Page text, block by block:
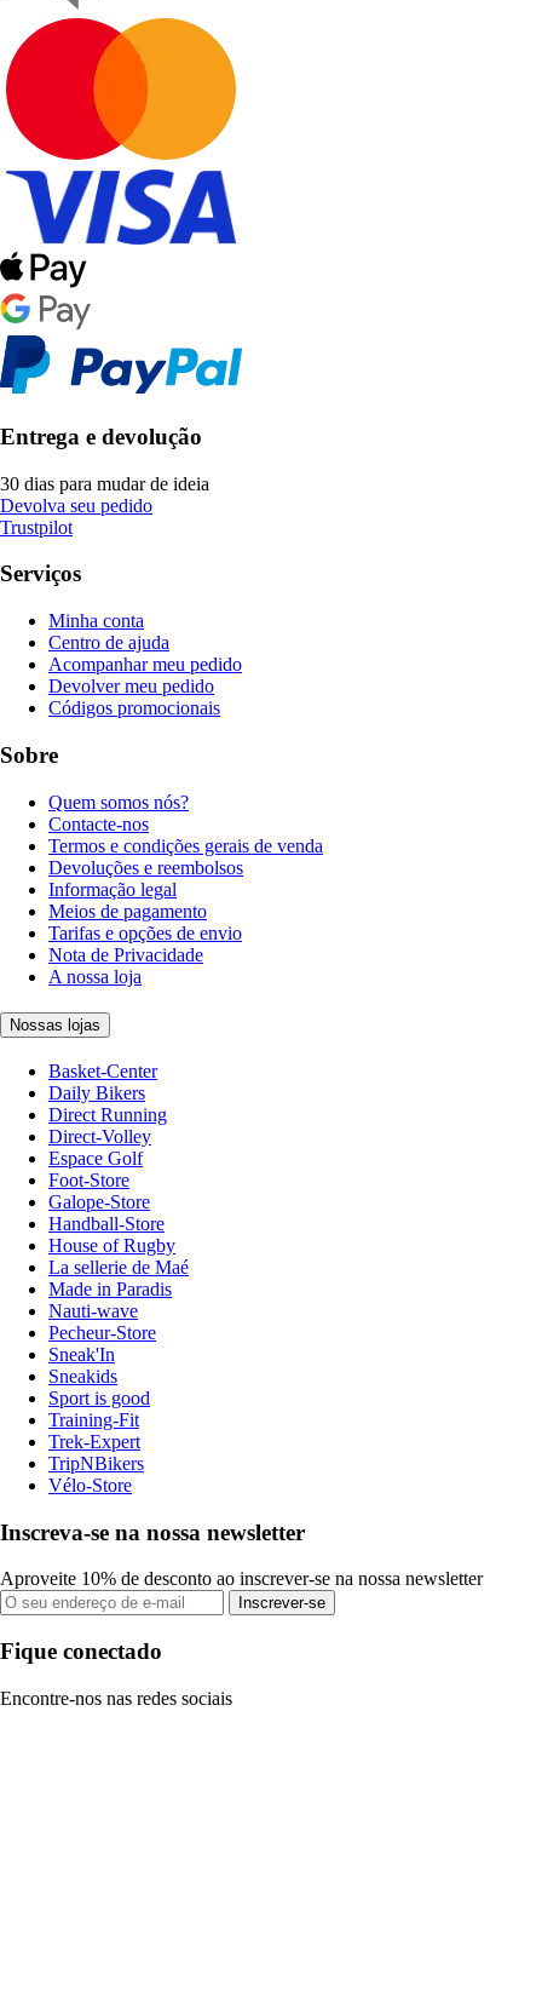
Entrega e devolução
30 dias para mudar de ideia
Devolva seu pedido
Trustpilot
Serviços
Minha conta
Centro de ajuda
Acompanhar meu pedido
Devolver meu pedido
Códigos promocionais
Sobre
Quem somos nós?
Contacte-nos
Termos e condições gerais de venda
Devoluções e reembolsos
Informação legal
Meios de pagamento
Tarifas e opções de envio
Nota de Privacidade
A nossa loja
Nossas lojas
Basket-Center
Daily Bikers
Direct Running
Direct-Volley
Espace Golf
Foot-Store
Galope-Store
Handball-Store
House of Rugby
La sellerie de Maé
Made in Paradis
Nauti-wave
Pecheur-Store
Sneak'In
Sneakids
Sport is good
Training-Fit
Trek-Expert
TripNBikers
Vélo-Store
Inscreva-se na nossa newsletter
Aproveite 10% de desconto ao inscrever-se na nossa newsletter
Inscrever-se
Fique conectado
Encontre-nos nas redes sociais